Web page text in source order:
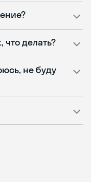
что делать?
не буду